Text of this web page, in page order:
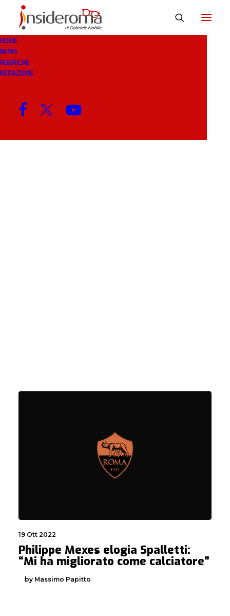
HOME
NEWS
RUBRICHE
REDAZIONE
MEXES
MENU
19 Ott 2022
Philippe Mexes elogia Spalletti:
“Mi ha migliorato come calciatore”
by Massimo Papitto